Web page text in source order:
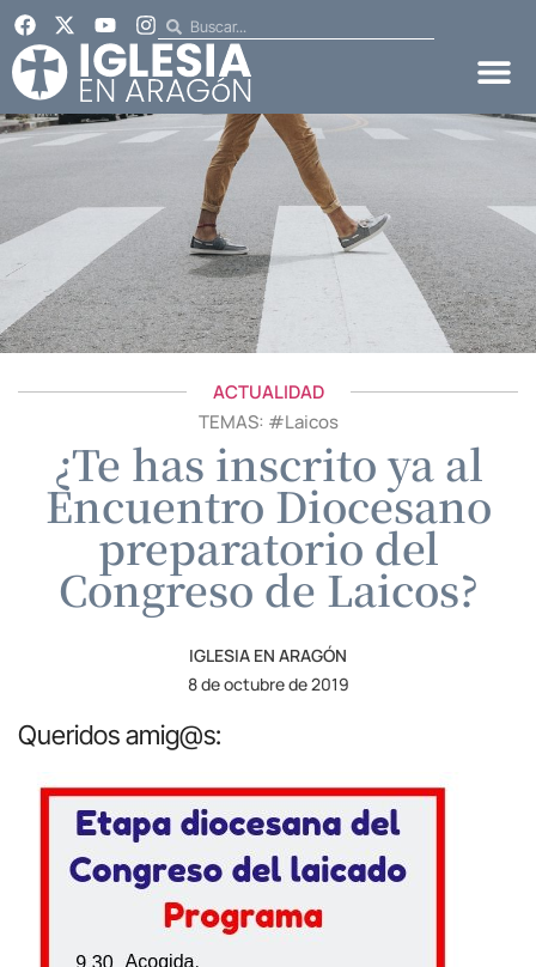
ACTUALIDAD
TEMAS: #Laicos
¿Te has inscrito ya al
Encuentro Diocesano
preparatorio del
Congreso de Laicos?
IGLESIA EN ARAGÓN
8 de octubre de 2019
Queridos amig@s: